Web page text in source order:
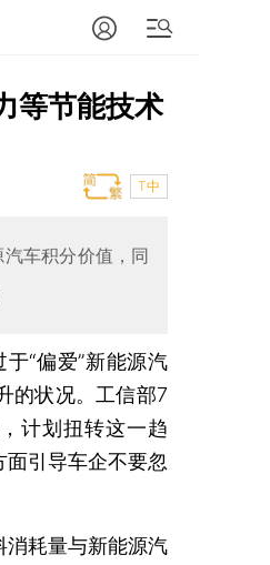
等节能技术
T中
车积分价值，同
“偏爱”新能源汽
的状况。工信部7
计划扭转这一趋
引导车企不要忽
耗量与新能源汽